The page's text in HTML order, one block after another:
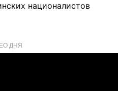
националистов
ДНЯ